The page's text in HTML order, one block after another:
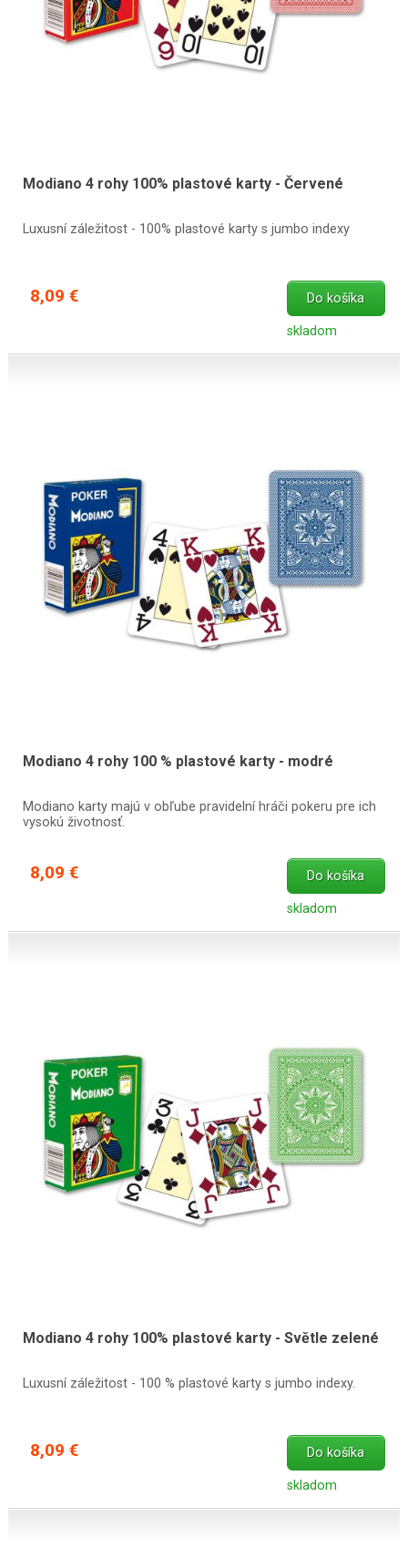
Modiano 4 rohy 100% plastové karty - Červené
Luxusní záležitost - 100% plastové karty s jumbo indexy
8,09 € Do košíka
skladom
Modiano 4 rohy 100 % plastové karty - modré
Modiano karty majú v obľube pravidelní hráči pokeru pre ich
vysokú životnosť.
8,09 € Do košíka
skladom
Modiano 4 rohy 100% plastové karty - Světle zelené
Luxusní záležitost - 100 % plastové karty s jumbo indexy.
8,09 € Do košíka
skladom